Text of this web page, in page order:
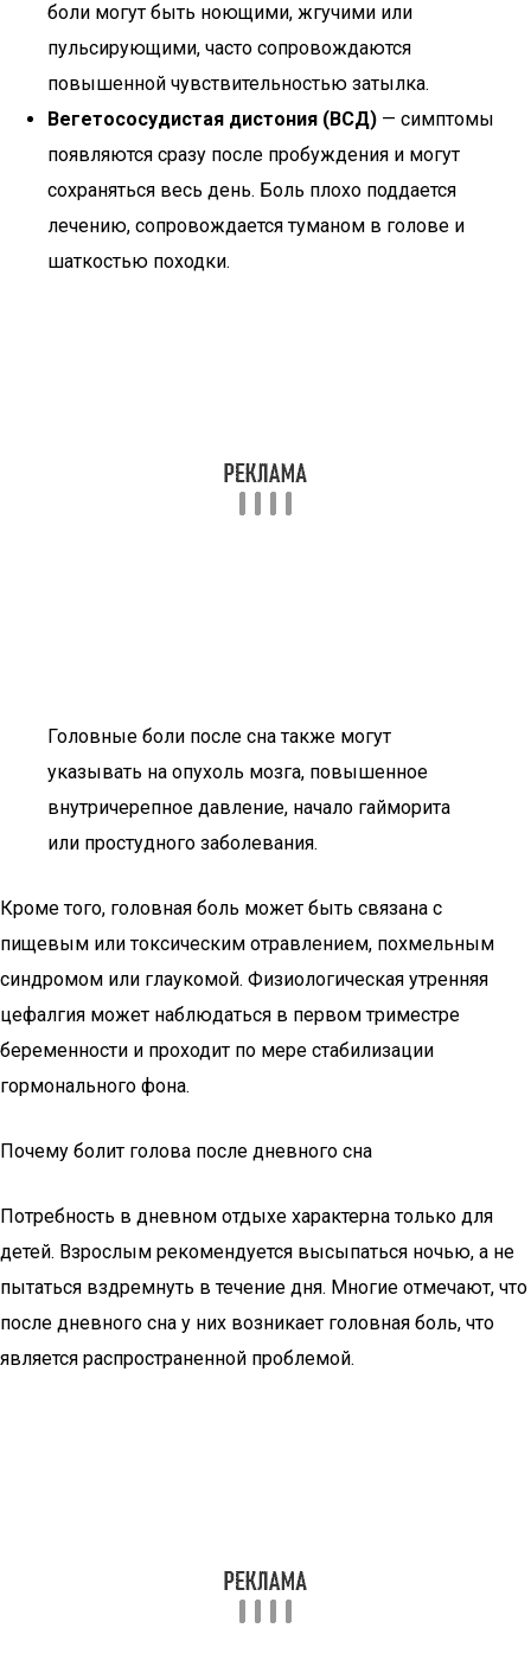
боли могут быть ноющими, жгучими или
пульсирующими, часто сопровождаются
повышенной чувствительностью затылка.
Вегетососудистая дистония (ВСД) — симптомы
появляются сразу после пробуждения и могут
сохраняться весь день. Боль плохо поддается
лечению, сопровождается туманом в голове и
шаткостью походки.
Головные боли после сна также могут
указывать на опухоль мозга, повышенное
внутричерепное давление, начало гайморита
или простудного заболевания.
Кроме того, головная боль может быть связана с
пищевым или токсическим отравлением, похмельным
синдромом или глаукомой. Физиологическая утренняя
цефалгия может наблюдаться в первом триместре
беременности и проходит по мере стабилизации
гормонального фона.
Почему болит голова после дневного сна
Потребность в дневном отдыхе характерна только для
детей. Взрослым рекомендуется высыпаться ночью, а не
пытаться вздремнуть в течение дня. Многие отмечают, что
после дневного сна у них возникает головная боль, что
является распространенной проблемой.